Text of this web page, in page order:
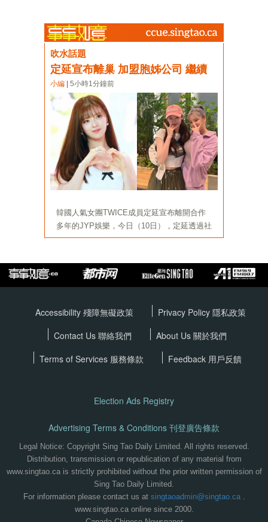
Accessibility 殘障無礙政策 Privacy Policy 隱私政策
Contact Us 聯絡我們
About Us 關於我們
Terms of Services 服務條款 Feedback 用戶反饋
Election Ads Registry
Advertising Terms & Conditions 刊登廣告條款
Legal Notice: Copyright Sing Tao Daily Limited. All rights reserved.
Distribution, transmission or republication of any material from
www.singtao.ca is strictly prohibited without the prior written permission of
Sing Tao Daily Limited.
For information please contact us at singtaoadmin@singtao.ca.
www.singtao.ca online since 2000.